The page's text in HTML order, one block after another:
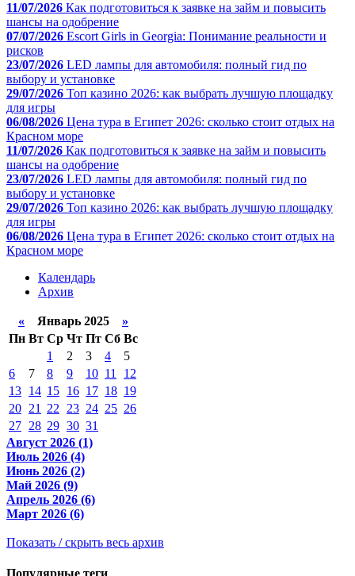
11/07/2026 Как подготовиться к заявке на займ и повысить
шансы на одобрение
07/07/2026 Escort Girls in Georgia: Понимание реальности и
рисков
23/07/2026 LED лампы для автомобиля: полный гид по
выбору и установке
29/07/2026 Топ казино 2026: как выбрать лучшую площадку
для игры
06/08/2026 Цена тура в Египет 2026: сколько стоит отдых на
Красном море
11/07/2026 Как подготовиться к заявке на займ и повысить
шансы на одобрение
23/07/2026 LED лампы для автомобиля: полный гид по
выбору и установке
29/07/2026 Топ казино 2026: как выбрать лучшую площадку
для игры
06/08/2026 Цена тура в Египет 2026: сколько стоит отдых на
Красном море
Календарь
Архив
« Январь 2025 »
Пн Вт Ср Чт Пт Сб Вс
1
2 3 4
5
6
7 8 9 10 11
12
13 14 15 16 17 18 19
20 21 22 23 24 25 26
27 28 29 30 31
Август 2026 (1)
Июль 2026 (4)
Июнь 2026 (2)
Май 2026 (9)
Апрель 2026 (6)
Март 2026 (6)
Показать / скрыть весь архив